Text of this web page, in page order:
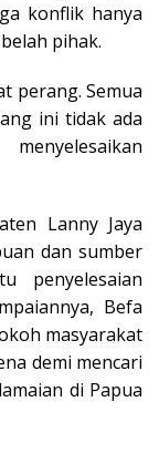
konflik hanya
pihak.
perang. Semua
ini tidak ada
Lanny Jaya
dan sumber
penyelesaian
Befa
masyarakat
demi mencari
di Papua